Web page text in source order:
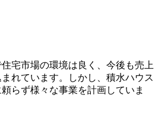
宅市場の環境は良く、今後も売上
れています。しかし、積水ハウス
らず様々な事業を計画していま